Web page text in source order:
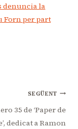
denuncia la
Forn per part
SEGÜENT
35 de ‘Paper de
dedicat a Ramon